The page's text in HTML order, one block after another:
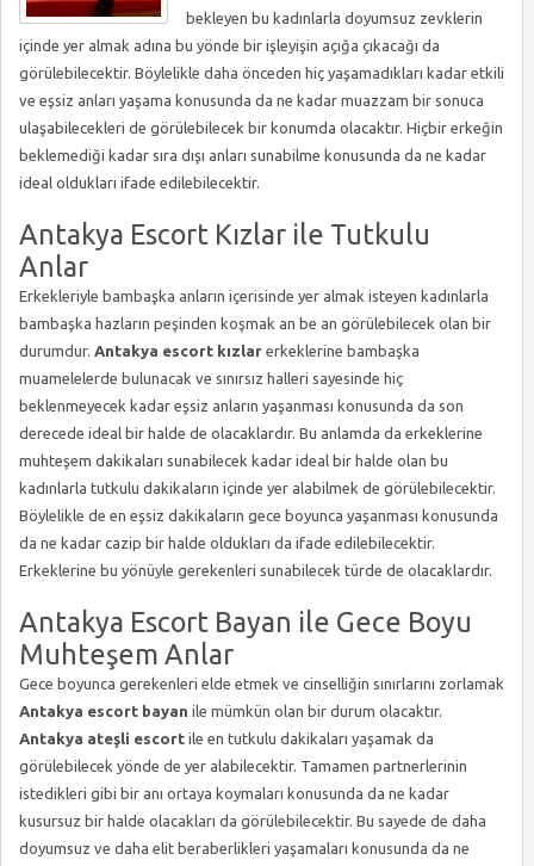
bekleyen bu kadınlarla doyumsuz zevklerin
içinde yer almak adına bu yönde bir işleyişin açığa çıkacağı da
görülebilecektir. Böylelikle daha önceden hiç yaşamadıkları kadar etkili
ve eşsiz anları yaşama konusunda da ne kadar muazzam bir sonuca
ulaşabilecekleri de görülebilecek bir konumda olacaktır. Hiçbir erkeğin
beklemediği kadar sıra dışı anları sunabilme konusunda da ne kadar
ideal oldukları ifade edilebilecektir.
Antakya Escort Kızlar ile Tutkulu
Anlar
Erkekleriyle bambaşka anların içerisinde yer almak isteyen kadınlarla
bambaşka hazların peşinden koşmak an be an görülebilecek olan bir
durumdur. Antakya escort kızlar erkeklerine bambaşka
muamelelerde bulunacak ve sınırsız halleri sayesinde hiç
beklenmeyecek kadar eşsiz anların yaşanması konusunda da son
derecede ideal bir halde de olacaklardır. Bu anlamda da erkeklerine
muhteşem dakikaları sunabilecek kadar ideal bir halde olan bu
kadınlarla tutkulu dakikaların içinde yer alabilmek de görülebilecektir.
Böylelikle de en eşsiz dakikaların gece boyunca yaşanması konusunda
da ne kadar cazip bir halde oldukları da ifade edilebilecektir.
Erkeklerine bu yönüyle gerekenleri sunabilecek türde de olacaklardır.
Antakya Escort Bayan ile Gece Boyu
Muhteşem Anlar
Gece boyunca gerekenleri elde etmek ve cinselliğin sınırlarını zorlamak
Antakya escort bayan ile mümkün olan bir durum olacaktır.
Antakya ateşli escort ile en tutkulu dakikaları yaşamak da
görülebilecek yönde de yer alabilecektir. Tamamen partnerlerinin
istedikleri gibi bir anı ortaya koymaları konusunda da ne kadar
kusursuz bir halde olacakları da görülebilecektir. Bu sayede de daha
doyumsuz ve daha elit beraberlikleri yaşamaları konusunda da ne